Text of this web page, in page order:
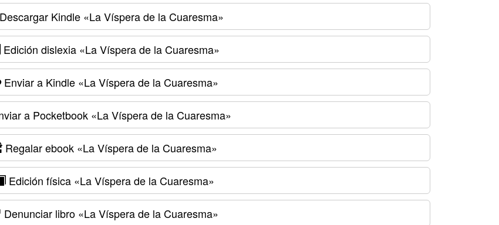
Kindle«La Víspera de la Cuaresma»
Edición dislexia«La Víspera de la Cuaresma»
Enviar a Kindle «La Víspera de la Cuaresma»
a Pocketbook «La Víspera de la Cuaresma»
Regalar ebook «La Víspera de la Cuaresma»
Edición física«La Víspera de la Cuaresma»
Denunciar libro «La Víspera de la Cuaresma»